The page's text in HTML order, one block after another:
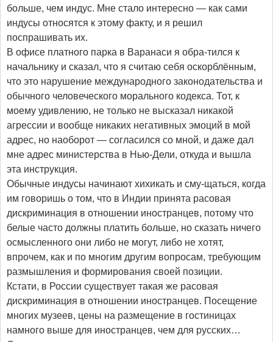
больше, чем индус. Мне стало интересно — как сами
индусы относятся к этому факту, и я решил
поспрашивать их.
В офисе платного парка в Варанаси я обра-тился к
начальнику и сказал, что я считаю себя оскорблённым,
что это нарушение международного законодательства и
обычного человеческого морального кодекса. Тот, к
моему удивлению, не только не высказал никакой
агрессии и вообще никаких негативных эмоций в мой
адрес, но наоборот — согласился со мной, и даже дал
мне адрес министерства в Нью-Дели, откуда и вышла
эта инструкция.
Обычные индусы начинают хихикать и сму-щаться, когда
им говоришь о том, что в Индии принята расовая
дискриминация в отношении иностранцев, потому что
белые часто должны платить больше, но сказать ничего
осмысленного они либо не могут, либо не хотят,
впрочем, как и по многим другим вопросам, требующим
размышления и формирования своей позиции.
Кстати, в России существует такая же расовая
дискриминация в отношении иностранцев. Посещение
многих музеев, цены на размещение в гостиницах
намного выше для иностранцев, чем для русских…